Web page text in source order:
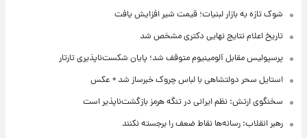
شوک تازه به بازار لبنیات؛ قیمت شیر افزایش یافت
تاریخ اعلام نتایج نهایی دکتری مشخص شد
پرسپولیس مقابل آلومینیوم متوقف شد؛ پایان شکست‌ناپذیری تارتار
استایل سحر دولتشاهی با لباس چروک خبرساز شد + عکس
سخنگوی ارتش: نظم ایرانی در تنگه هرمز بازگشت‌ناپذیر است
رهبر انقلاب: رسانه‌ها نقاط ضعف را برجسته نکنند